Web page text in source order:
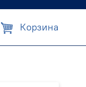
Корзина